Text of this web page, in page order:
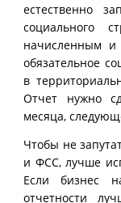
естественно
социального
начисленным и
обязательное
в
Отчет нужно
месяца,
Чтобы не
и ФСС, лучше
Если бизнес
отчетности